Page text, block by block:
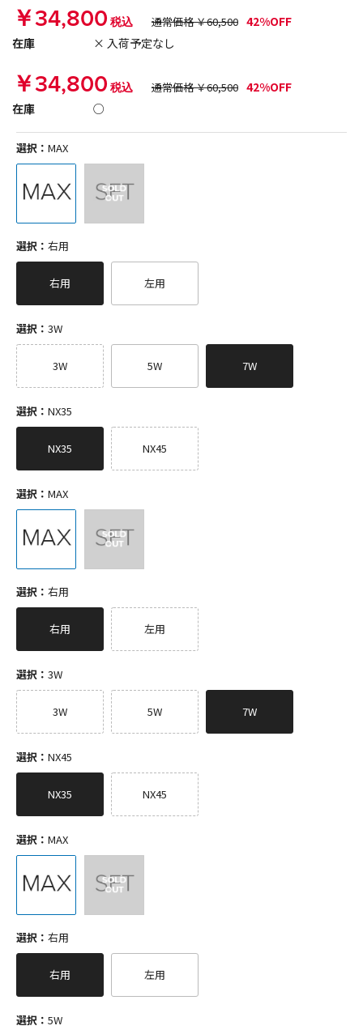
￥34,800 税込 通常価格 ￥60,500 42%OFF
在庫
× 入荷予定なし
￥34,800 税込 通常価格 ￥60,500 42%OFF
在庫
○
選択： MAX
選択： 右用
右用 左用
選択： 3W
3W 5W 7W
選択： NX35
NX35 NX45
選択： MAX
選択： 右用
右用 左用
選択： 3W
3W 5W 7W
選択： NX45
NX35 NX45
選択： MAX
選択： 右用
右用 左用
選択： 5W